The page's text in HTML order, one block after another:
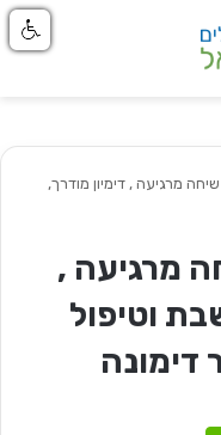
מרגיעה , דימיון מודרך,
מרגיעה ,
וטיפול
דימונה